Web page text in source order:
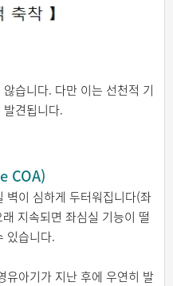
습니다. 다만 이는 선천적 기
견됩니다.
COA)
벽이 심하게 두터워집니다(좌
지속되면 좌심실 기능이 떨
있습니다.
유아기가 지난 후에 우연히 발